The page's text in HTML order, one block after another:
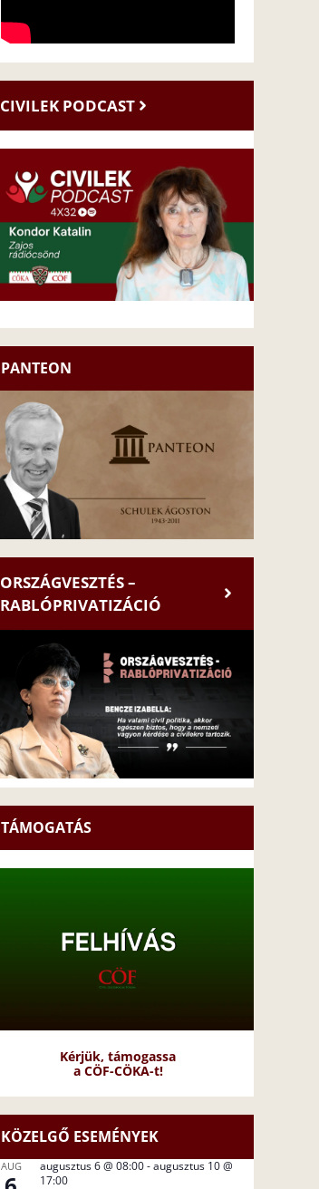
CIVILEK PODCAST
PANTEON
ORSZÁGVESZTÉS –
RABLÓPRIVATIZÁCIÓ
TÁMOGATÁS
Kérjük, támogassa
a CÖF-CÖKA-t!
KÖZELGŐ ESEMÉNYEK
AUG augusztus 6 @ 08:00-augusztus 10 @
17:00